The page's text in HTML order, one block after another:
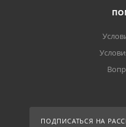
ПОДПИСАТЬСЯ НА